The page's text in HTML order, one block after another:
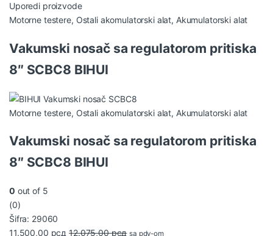
Uporedi proizvode
Motorne testere, Ostali akomulatorski alat, Akumulatorski alat
Vakumski nosač sa regulatorom pritiska
8″ SCBC8 BIHUI
Motorne testere, Ostali akomulatorski alat, Akumulatorski alat
Vakumski nosač sa regulatorom pritiska
8″ SCBC8 BIHUI
0 out of 5
(0)
Šifra: 29060
11.500,00 рсд 12.075,00рсд sa pdv-om